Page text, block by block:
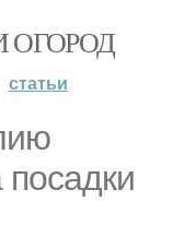
ОГОРОД
статьи